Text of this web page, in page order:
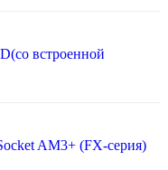
встроенной
AM3+ (FX-серия)